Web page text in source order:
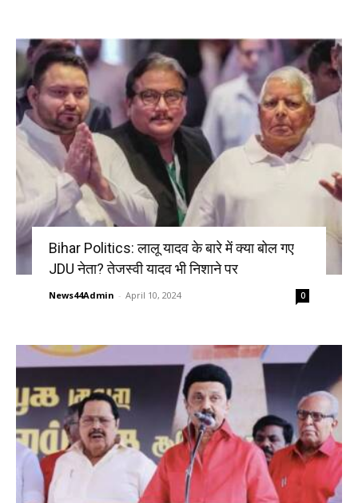
Bihar Politics: लालू यादव के बारे में क्या बोल गए
JDU नेता? तेजस्वी यादव भी निशाने पर
News44Admin - April 10, 2024 0